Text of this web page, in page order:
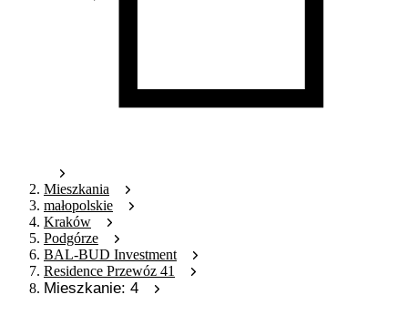
Mieszkania
małopolskie
Kraków
Podgórze
BAL-BUD Investment
Residence Przewóz 41
Mieszkanie: 4